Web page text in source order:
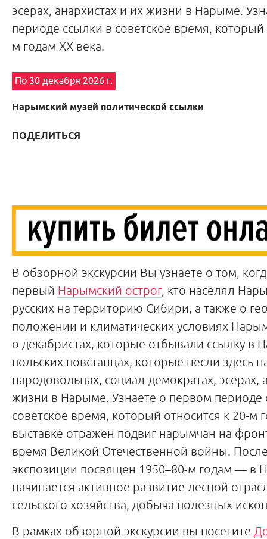
эсерах, анархистах и их жизни в Нарыме.
периоде ссылки в советское время, который
м годам XX века.
По 30 декабря 2026 г.
Нарымский музей политической ссылки
ПОДЕЛИТЬСЯ
В обзорной экскурсии Вы узнаете о том,
первый Нарымский острог, кто населял
русских на территорию Сибири, а также о
положении и климатических условиях
о декабристах, которые отбывали ссылку в
польских повстанцах, которые несли здесь
народовольцах, социал-демократах, эсерах,
жизни в Нарыме. Узнаете о первом периоде
советское время, который относится к 20-м
выставке отражен подвиг нарымчан на
время Великой Отечественной войны.
экспозиции посвящен 1950–80-м годам — в
начинается активное развитие лесной
сельского хозяйства, добыча полезных
В рамках обзорной экскурсии вы посетите